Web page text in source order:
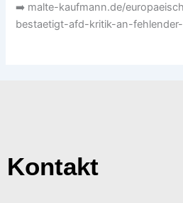
➡️ malte-kaufmann.de/
bestaetigt-afd-kritik-an-
Kontakt